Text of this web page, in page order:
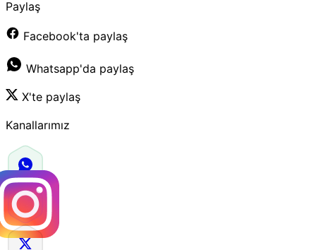
Paylaş
Facebook'ta paylaş
Whatsapp'da paylaş
X'te paylaş
Kanallarımız